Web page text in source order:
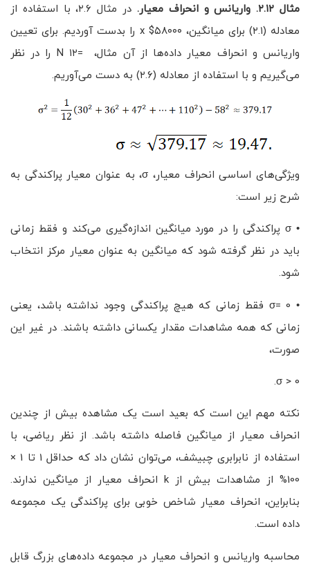
مثال ۲.۱۲. واریانس و انحراف معیار.
در مثال ۲.۶، با استفاده از
معادله (۲.۱) برای میانگین، x $۵۸۰۰۰ را بدست آوردیم. برای تعیین
واریانس و انحراف معیار داده‌ها از آن مثال، =N ۱۲ را در نظر
می‌گیریم و با استفاده از معادله (۲.۶) به دست می‌آوریم.
ویژگی‌های اساسی انحراف معیار، σ، به عنوان معیار پراکندگی به
شرح زیر است:
• σ پراکندگی را در مورد میانگین اندازه‌گیری می‌کند و فقط زمانی
باید در نظر گرفته شود که میانگین به عنوان معیار مرکز انتخاب
شود.
• σ= 0 فقط زمانی که هیچ پراکندگی وجود نداشته باشد، یعنی
زمانی که همه مشاهدات مقدار یکسانی داشته باشند. در غیر این
صورت،
σ > 0.
نکته مهم این است که بعید است یک مشاهده بیش از چندین
انحراف معیار از میانگین فاصله داشته باشد. از نظر ریاضی، با
استفاده از نابرابری چبیشف، می‌توان نشان داد که حداقل 1 تا 1 ×
100% از مشاهدات بیش از k انحراف معیار از میانگین ندارند.
بنابراین، انحراف معیار شاخص خوبی برای پراکندگی یک مجموعه
داده است.
محاسبه واریانس و انحراف معیار در مجموعه داده‌های بزرگ قابل